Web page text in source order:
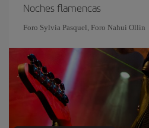
Noches flamencas
Foro Sylvia Pasquel, Foro Nahui Ollin